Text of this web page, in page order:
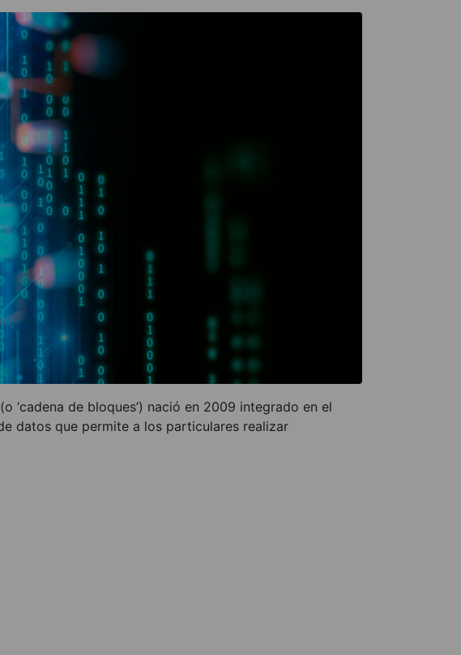
(o ‘cadena de bloques’) nació en 2009 integrado en el
datos que permite a los particulares realizar